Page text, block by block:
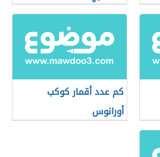
كم عدد أقمار كوكب
أورانوس